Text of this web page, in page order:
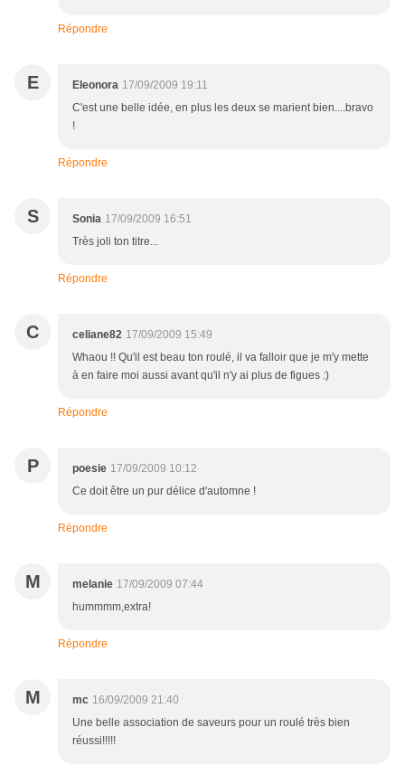
Répondre
E Eleonora 17/09/2009 19:11
C'est une belle idée, en plus les deux se marient bien....bravo
!
Répondre
S Sonia 17/09/2009 16:51
Très joli ton titre...
Répondre
C celiane82 17/09/2009 15:49
Whaou !! Qu'il est beau ton roulé, il va falloir que je m'y mette
à en faire moi aussi avant qu'il n'y ai plus de figues :)
Répondre
P poesie 17/09/2009 10:12
Ce doit être un pur délice d'automne !
Répondre
M melanie 17/09/2009 07:44
hummmm,extra!
Répondre
M mc 16/09/2009 21:40
Une belle association de saveurs pour un roulé très bien
réussi!!!!!